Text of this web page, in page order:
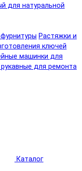
для натуральной
Растяжки и
ключей
машинки для
для ремонта
Каталог